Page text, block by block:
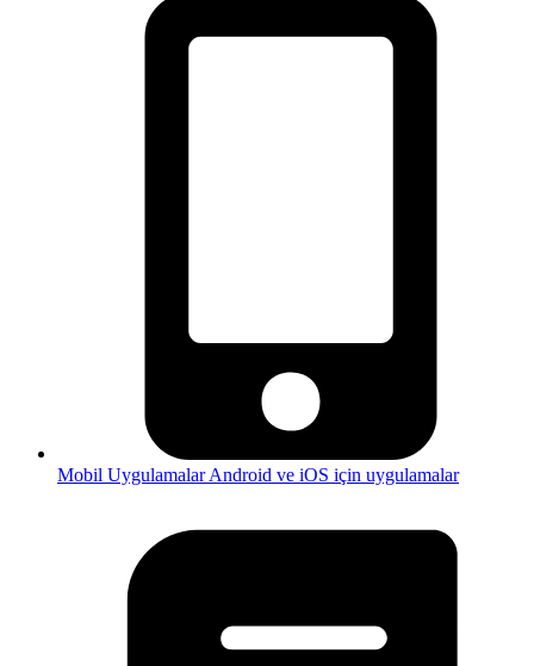
Mobil UygulamalarAndroid ve iOS için uygulamalar